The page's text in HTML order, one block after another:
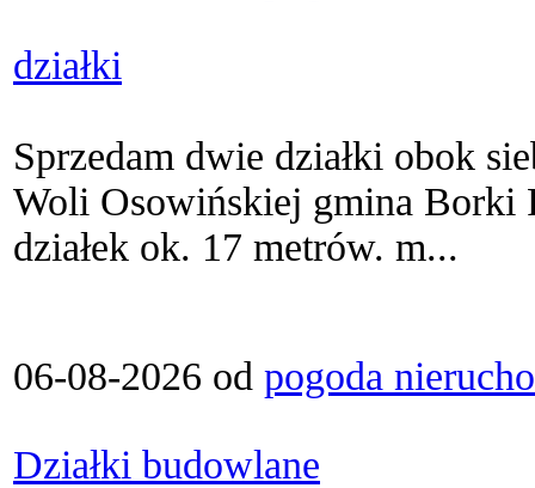
działki
Sprzedam dwie działki obok
Woli Osowińskiej gmina Borki
działek ok. 17 metrów. m...
06-08-2026 od pogoda
Działki budowlane